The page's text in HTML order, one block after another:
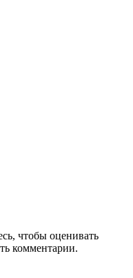
чтобы оценивать
комментарии.